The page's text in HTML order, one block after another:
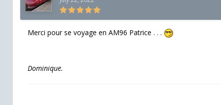
Merci pour se voyage en AM96 Patrice . . .
Dominique.